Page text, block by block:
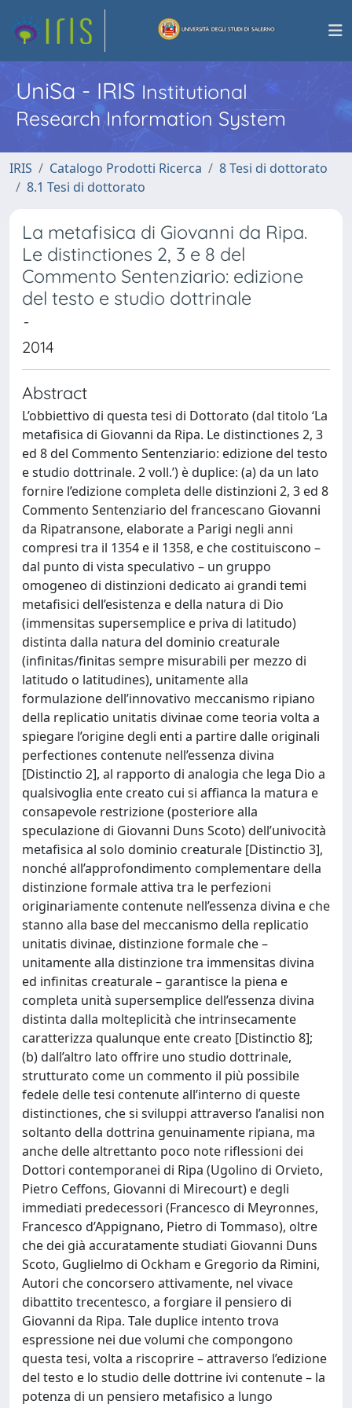
UniSa - IRISInstitutional
Research Information System
IRIS Catalogo Prodotti Ricerca
8 Tesi di dottorato
8.1 Tesi di dottorato
La metafisica di Giovanni da Ripa.
Le distinctiones 2, 3 e 8 del
Commento Sentenziario: edizione
del testo e studio dottrinale
-
2014
Abstract
L’obbiettivo di questa tesi di Dottorato (dal titolo ‘La
metafisica di Giovanni da Ripa. Le distinctiones 2, 3
ed 8 del Commento Sentenziario: edizione del testo
e studio dottrinale. 2 voll.’) è duplice: (a) da un lato
fornire l’edizione completa delle distinzioni 2, 3 ed 8
Commento Sentenziario del francescano Giovanni
da Ripatransone, elaborate a Parigi negli anni
compresi tra il 1354 e il 1358, e che costituiscono –
dal punto di vista speculativo – un gruppo
omogeneo di distinzioni dedicato ai grandi temi
metafisici dell’esistenza e della natura di Dio
(immensitas supersemplice e priva di latitudo)
distinta dalla natura del dominio creaturale
(infinitas/finitas sempre misurabili per mezzo di
latitudo o latitudines), unitamente alla
formulazione dell’innovativo meccanismo ripiano
della replicatio unitatis divinae come teoria volta a
spiegare l’origine degli enti a partire dalle originali
perfectiones contenute nell’essenza divina
[Distinctio 2], al rapporto di analogia che lega Dio a
qualsivoglia ente creato cui si affianca la matura e
consapevole restrizione (posteriore alla
speculazione di Giovanni Duns Scoto) dell’univocità
metafisica al solo dominio creaturale [Distinctio 3],
nonché all’approfondimento complementare della
distinzione formale attiva tra le perfezioni
originariamente contenute nell’essenza divina e che
stanno alla base del meccanismo della replicatio
unitatis divinae, distinzione formale che –
unitamente alla distinzione tra immensitas divina
ed infinitas creaturale – garantisce la piena e
completa unità supersemplice dell’essenza divina
distinta dalla molteplicità che intrinsecamente
caratterizza qualunque ente creato [Distinctio 8];
(b) dall’altro lato offrire uno studio dottrinale,
strutturato come un commento il più possibile
fedele delle tesi contenute all’interno di queste
distinctiones, che si sviluppi attraverso l’analisi non
soltanto della dottrina genuinamente ripiana, ma
anche delle altrettanto poco note riflessioni dei
Dottori contemporanei di Ripa (Ugolino di Orvieto,
Pietro Ceffons, Giovanni di Mirecourt) e degli
immediati predecessori (Francesco di Meyronnes,
Francesco d’Appignano, Pietro di Tommaso), oltre
che dei già accuratamente studiati Giovanni Duns
Scoto, Guglielmo di Ockham e Gregorio da Rimini,
Autori che concorsero attivamente, nel vivace
dibattito trecentesco, a forgiare il pensiero di
Giovanni da Ripa. Tale duplice intento trova
espressione nei due volumi che compongono
questa tesi, volta a riscoprire – attraverso l’edizione
del testo e lo studio delle dottrine ivi contenute – la
potenza di un pensiero metafisico a lungo